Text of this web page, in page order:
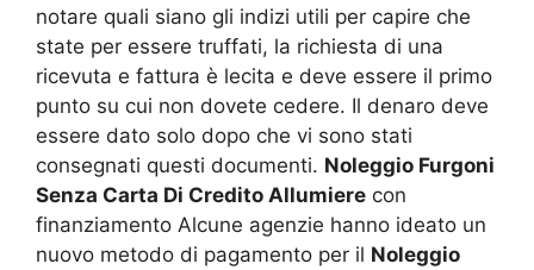
notare quali siano gli indizi utili per capire che
state per essere truffati, la richiesta di una
ricevuta e fattura è lecita e deve essere il primo
punto su cui non dovete cedere. Il denaro deve
essere dato solo dopo che vi sono stati
consegnati questi documenti. Noleggio Furgoni
Senza Carta Di Credito Allumiere con
finanziamento Alcune agenzie hanno ideato un
nuovo metodo di pagamento per il Noleggio